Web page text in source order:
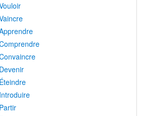
Devenir
Éteindre
Introduire
Partir